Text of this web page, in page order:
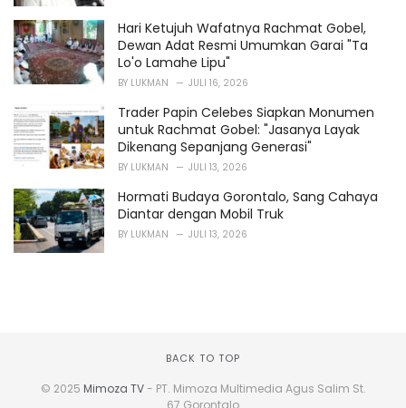
Hari Ketujuh Wafatnya Rachmat Gobel,
Dewan Adat Resmi Umumkan Garai "Ta
Lo'o Lamahe Lipu"
BY LUKMAN JULI 16, 2026
Trader Papin Celebes Siapkan Monumen
untuk Rachmat Gobel: "Jasanya Layak
Dikenang Sepanjang Generasi"
BY LUKMAN JULI 13, 2026
Hormati Budaya Gorontalo, Sang Cahaya
Diantar dengan Mobil Truk
BY LUKMAN JULI 13, 2026
BACK TO TOP
© 2025 Mimoza TV- PT. Mimoza Multimedia Agus Salim St.